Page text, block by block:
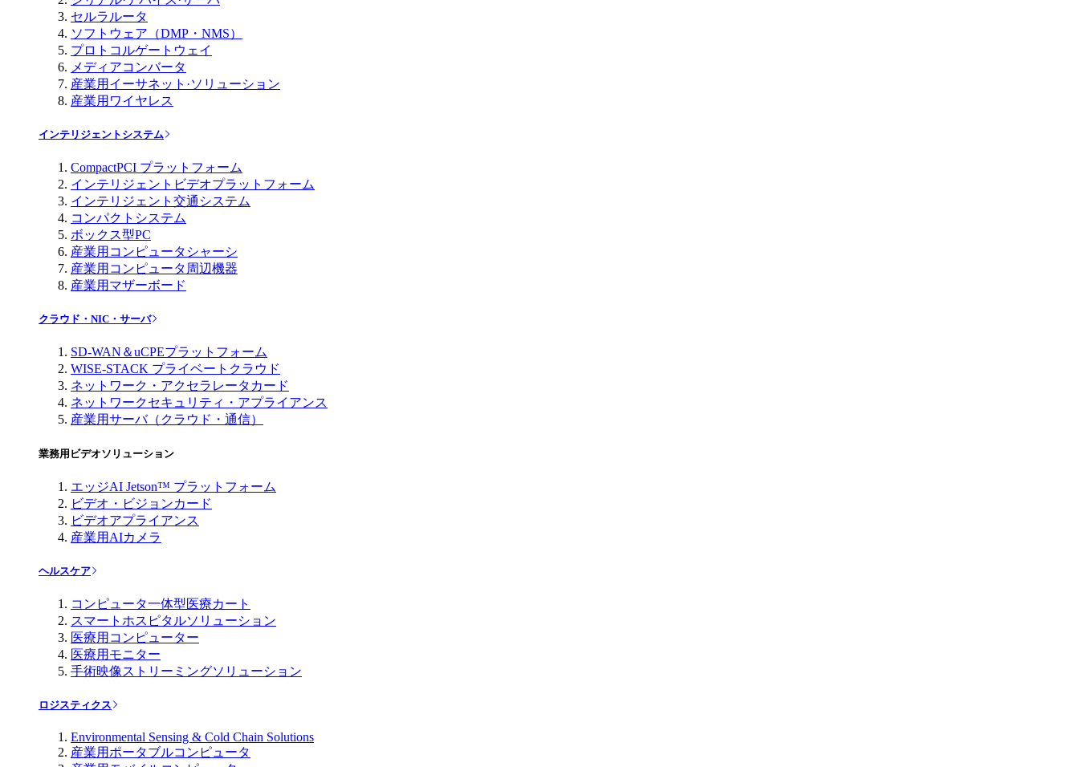
セルラルータ
ソフトウェア（DMP・NMS）
プロトコルゲートウェイ
メディアコンバータ
産業用イーサネット·ソリューション
産業用ワイヤレス
インテリジェントシステム
CompactPCI プラットフォーム
インテリジェントビデオプラットフォーム
インテリジェント交通システム
コンパクトシステム
ボックス型PC
産業用コンピュータシャーシ
産業用コンピュータ周辺機器
産業用マザーボード
クラウド・NIC・サーバ
SD-WAN＆uCPEプラットフォーム
WISE-STACK プライベートクラウド
ネットワーク・アクセラレータカード
ネットワークセキュリティ・アプライアンス
産業用サーバ（クラウド・通信）
業務用ビデオソリューション
エッジAI Jetson™ プラットフォーム
ビデオ・ビジョンカード
ビデオアプライアンス
産業用AIカメラ
ヘルスケア
コンピュータ一体型医療カート
スマートホスピタルソリューション
医療用コンピューター
医療用モニター
手術映像ストリーミングソリューション
ロジスティクス
Environmental Sensing & Cold Chain Solutions
産業用ポータブルコンピュータ